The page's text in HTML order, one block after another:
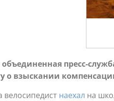
пресс-
о взыскании
велосипедист наехал на